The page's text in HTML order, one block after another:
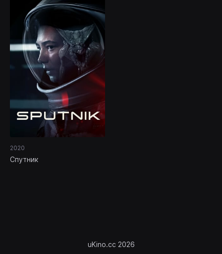
2020
Спутник
uKino.cc 2026